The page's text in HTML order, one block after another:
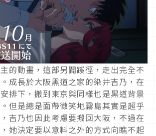
的動畫，這部另闢蹊徑，走出完全不
成長於大阪黑道之家的染井吉乃，在
排下，搬到東京與同樣也是黑道背景
但是總是面帶微笑地霧島其實是超乎
吉乃也因此考慮要搬回大阪，不過在
她決定要以意料之外的方式向瞧不起